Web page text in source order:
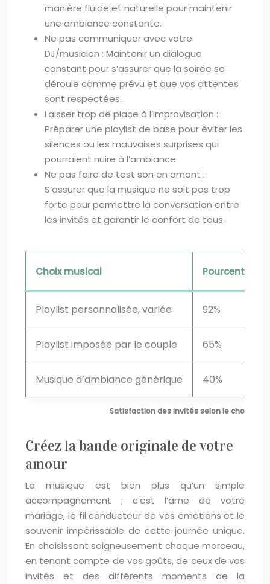
manière fluide et naturelle pour maintenir
une ambiance constante.
Ne pas communiquer avec votre
DJ/musicien : Maintenir un dialogue
constant pour s’assurer que la soirée se
déroule comme prévu et que vos attentes
sont respectées.
Laisser trop de place à l’improvisation :
Préparer une playlist de base pour éviter les
silences ou les mauvaises surprises qui
pourraient nuire à l’ambiance.
Ne pas faire de test son en amont :
S’assurer que la musique ne soit pas trop
forte pour permettre la conversation entre
les invités et garantir le confort de tous.
Satisfaction des invités selon le choix
Choix musical Pourcentage
Playlist personnalisée, variée 92%
Playlist imposée par le couple 65%
Musique d’ambiance générique 40%
Créez la bande originale de votre
amour
La musique est bien plus qu’un simple
accompagnement ; c’est l’âme de votre
mariage, le fil conducteur de vos émotions et le
souvenir impérissable de cette journée unique.
En choisissant soigneusement chaque morceau,
en tenant compte de vos goûts, de ceux de vos
invités et des différents moments de la